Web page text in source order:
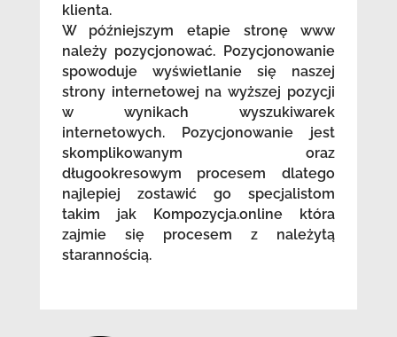
klienta.
W późniejszym etapie stronę www
należy pozycjonować. Pozycjonowanie
spowoduje wyświetlanie się naszej
strony internetowej na wyższej pozycji
w wynikach wyszukiwarek
internetowych. Pozycjonowanie jest
skomplikowanym oraz
długookresowym procesem dlatego
najlepiej zostawić go specjalistom
takim jak Kompozycja.online która
zajmie się procesem z należytą
starannością.